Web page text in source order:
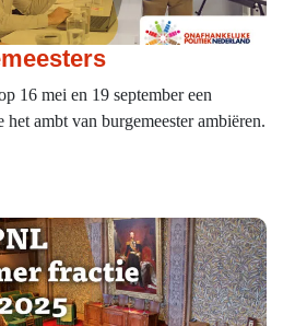
16 mei en 19 september een
ambt van burgemeester ambiëren.